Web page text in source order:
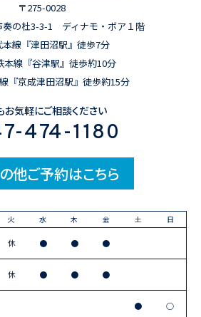
〒275-0028
奏の杜3-3-1 ディナモ・ボア１階
本線『津田沼駅』徒歩7分
本線『谷津駅』徒歩約10分
『京成津田沼駅』徒歩約15分
お気軽にご相談ください
474-1180
他ご予約はこちら
火 水 木 金 土 日
休 ● ● ●
休 ● ● ●
● ○